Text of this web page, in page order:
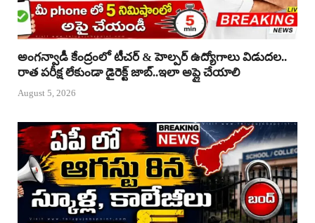
అంగన్వాడీ కేంద్రంలో టీచర్ & హెల్పర్ ఉద్యోగాలు విడుదల..
రాత పరీక్ష లేకుండా డైరెక్ట్ జాబ్..ఇలా అప్లై చేయాలి
August 5, 2026